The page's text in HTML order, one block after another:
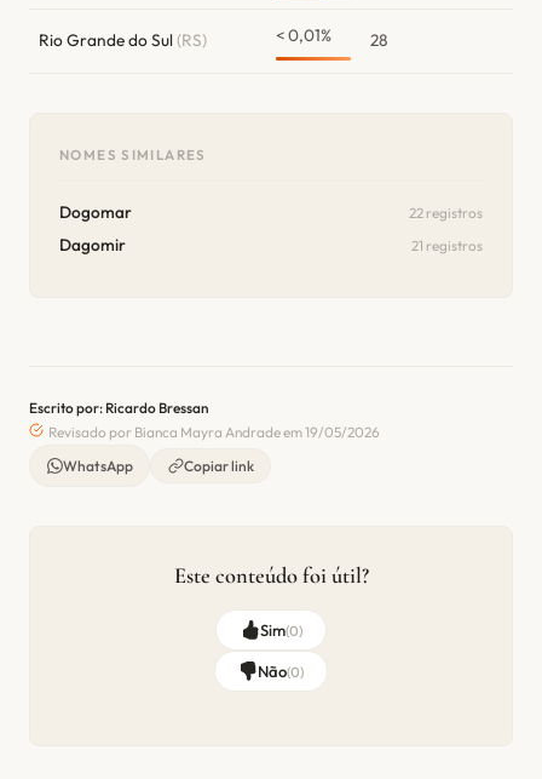
Rio Grande do Sul(RS) < 0,01% 28
NOMES SIMILARES
Dogomar 22 registros
Dagomir 21 registros
Escrito por: Ricardo Bressan
Revisado por Bianca Mayra Andrade em 19/05/2026
WhatsApp
Copiar link
Este conteúdo foi útil?
Sim(0)
Não(0)